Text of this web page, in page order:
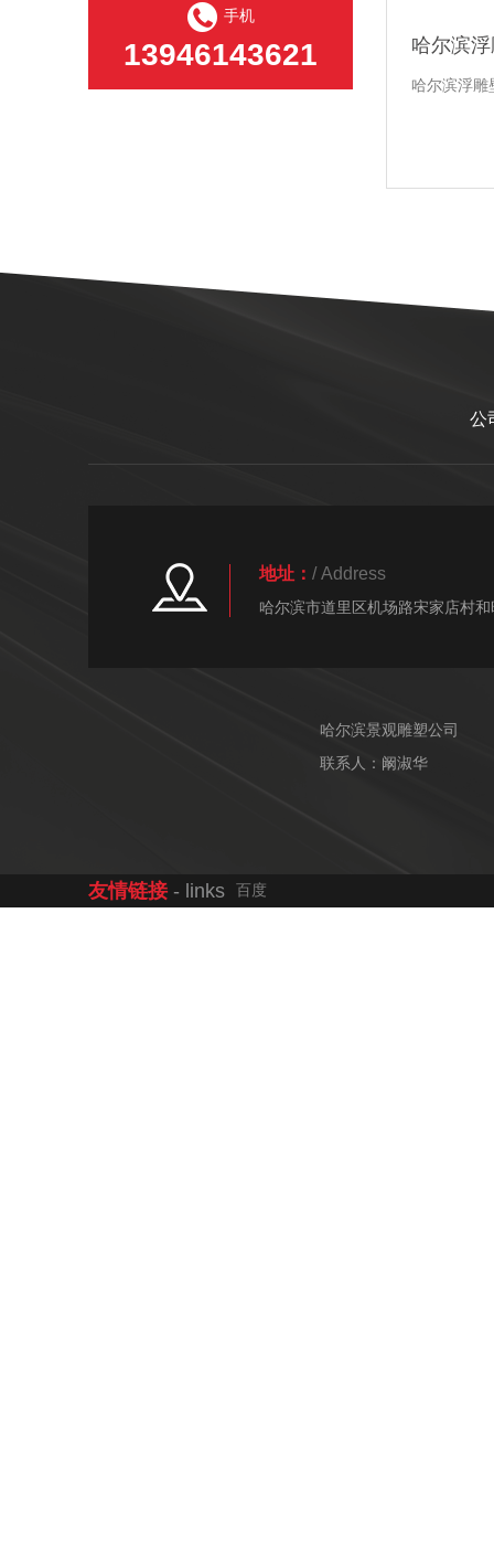
手机
13946143621 哈尔滨
哈尔滨浮雕
公
地址： / Address
哈尔滨市道里区机场路宋家店村和
哈尔滨景观雕塑公司
联系人：阚淑华
友情链接 - links 百度